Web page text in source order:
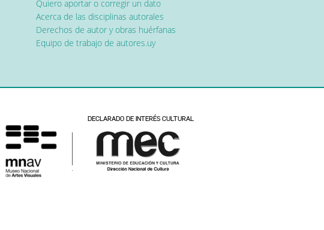
Quiero aportar o corregir un dato
Acerca de las disciplinas autorales
Derechos de autor y obras huérfanas
Equipo de trabajo de autores.uy